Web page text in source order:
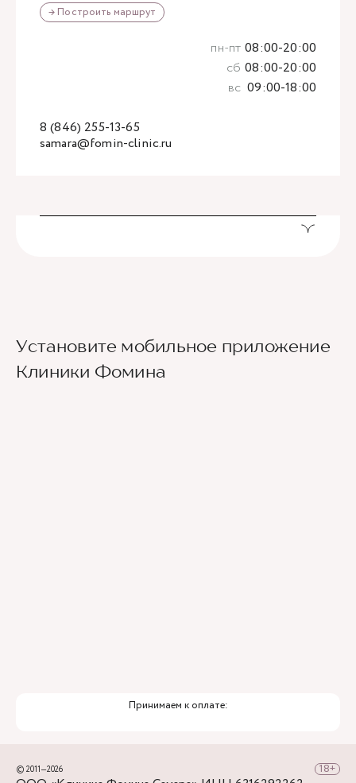
→ Построить маршрут
samara@fomin-clinic.ru
8 (846) 255-13-65
пн-пт 08:00-20:00
сб 08:00-20:00
вс 09:00-18:00
Установите мобильное приложение
Клиники Фомина
Принимаем к оплате:
© 2011—2026